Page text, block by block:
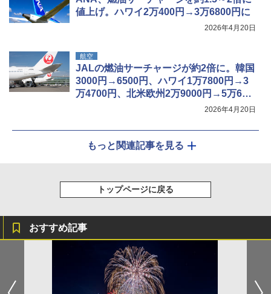
値上げ。ハワイ2万400円→3万6800円に
2026年4月20日
航空
JALの燃油サーチャージが約2倍に。韓国
3000円→6500円、ハワイ1万7800円→3
万4700円、北米欧州2万9000円→5万600
2026年4月20日
もっと関連記事を見る
トップページに戻る
おすすめ記事